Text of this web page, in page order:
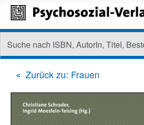
Zurück zu: Frauen